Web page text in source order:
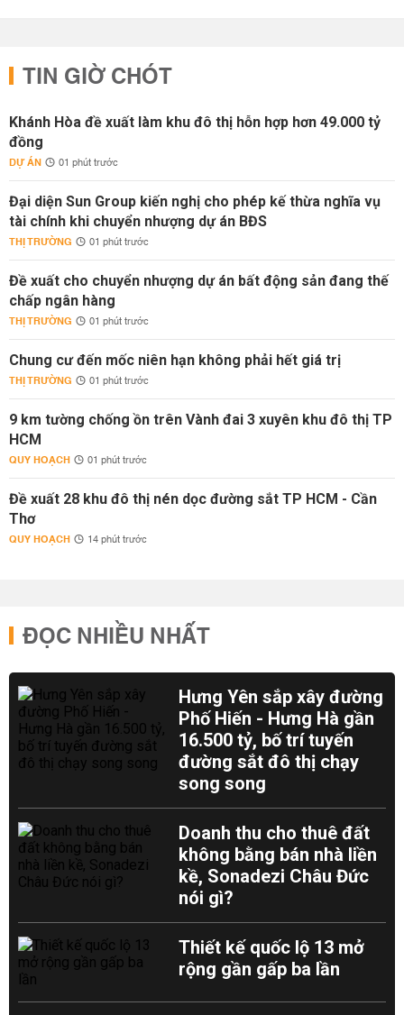
TIN GIỜ CHÓT
Khánh Hòa đề xuất làm khu đô thị hỗn hợp hơn 49.000 tỷ
đồng
DỰ ÁN 01 phút trước
Đại diện Sun Group kiến nghị cho phép kế thừa nghĩa vụ
tài chính khi chuyển nhượng dự án BĐS
THỊ TRƯỜNG 01 phút trước
Đề xuất cho chuyển nhượng dự án bất động sản đang thế
chấp ngân hàng
THỊ TRƯỜNG 01 phút trước
Chung cư đến mốc niên hạn không phải hết giá trị
THỊ TRƯỜNG 01 phút trước
9 km tường chống ồn trên Vành đai 3 xuyên khu đô thị TP
HCM
QUY HOẠCH 01 phút trước
Đề xuất 28 khu đô thị nén dọc đường sắt TP HCM - Cần
Thơ
QUY HOẠCH 14 phút trước
ĐỌC NHIỀU NHẤT
Hưng Yên sắp xây đường
Phố Hiến - Hưng Hà gần
16.500 tỷ, bố trí tuyến
đường sắt đô thị chạy
song song
Doanh thu cho thuê đất
không bằng bán nhà liền
kề, Sonadezi Châu Đức
nói gì?
Thiết kế quốc lộ 13 mở
rộng gần gấp ba lần